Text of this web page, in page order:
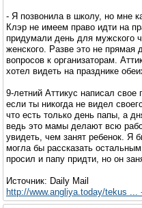
- Я позвонила в школу, но мне
Клэр не имеем право идти на
придумали день для мужского
женского. Разве это не прямая
вопросов к организаторам.
хотел видеть на празднике
9-летний Аттикус написал
если ты никогда не видел
что есть только день папы, а
ведь это мамы делают всю
увидеть, чем занят ребенок. Я
могла бы рассказать
просил и папу придти, но он
Источник: Daily Mail
http://www.angliya.today/tekus ...